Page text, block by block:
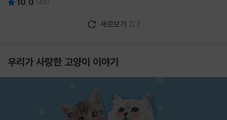
10.0 (45)
새로보기 2/3
우리가 사랑한 고양이 이야기